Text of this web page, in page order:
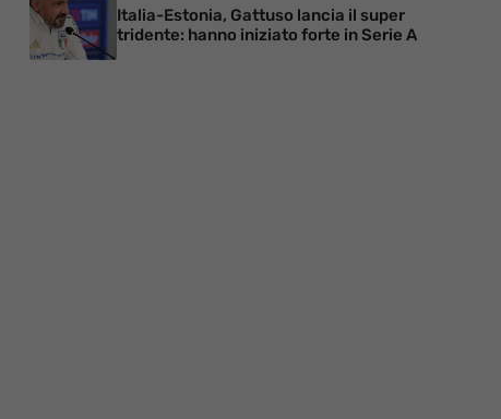
Italia-Estonia, Gattuso lancia il super
tridente: hanno iniziato forte in Serie A